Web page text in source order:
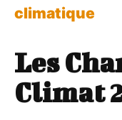
climatique
Les
Climat